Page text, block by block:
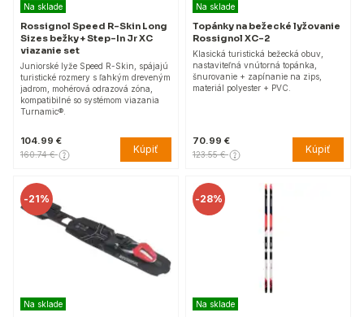
Na sklade
Rossignol Speed R-Skin Long
Sizes bežky + Step-In Jr XC
viazanie set
Juniorské lyže Speed R-Skin, spájajú
turistické rozmery s ľahkým dreveným
jadrom, mohérová odrazová zóna,
kompatibilné so systémom viazania
Turnamic®.
104.99 €
160.74 € Kúpiť
Na sklade
Topánky na bežecké lyžovanie
Rossignol XC-2
Klasická turistická bežecká obuv,
nastaviteľná vnútorná topánka,
šnurovanie + zapínanie na zips,
materiál polyester + PVC.
70.99 €
123.55 € Kúpiť
-21%
Na sklade
-28%
Na sklade